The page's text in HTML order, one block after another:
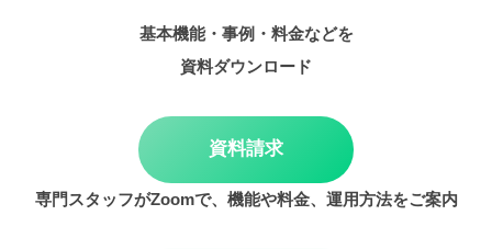
基本機能・事例・料金などを
資料ダウンロード
資料請求
専門スタッフがZoomで、機能や料金、運用方法をご案内